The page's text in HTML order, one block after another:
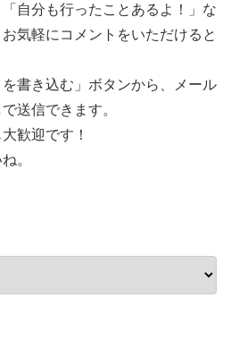
自分も行ったことあるよ！」な
気軽にコメントをいただけると
書き込む」ボタンから、メール
送信できます。
歓迎です！
。